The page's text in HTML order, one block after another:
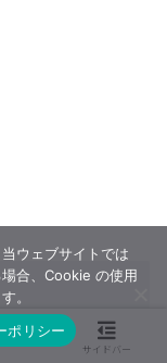
サイドバー
ウェブサイトでは
合、Cookie の使用
。
ポリシー